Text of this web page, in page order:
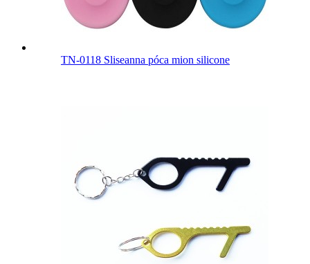
TN-0118 Sliseanna póca mion silicone